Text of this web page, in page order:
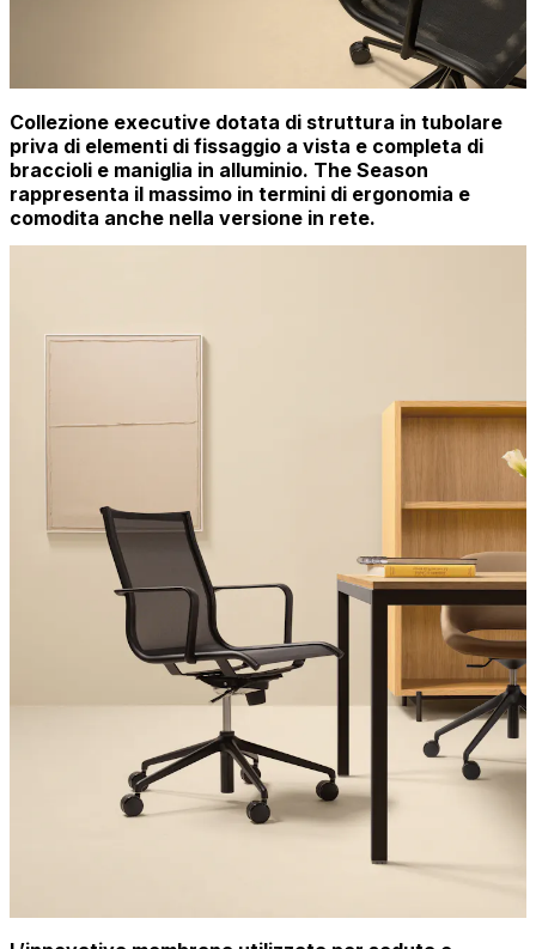
Collezione executive dotata di struttura in tubolare
priva di elementi di fissaggio a vista e completa di
braccioli e maniglia in alluminio. The Season
rappresenta il massimo in termini di ergonomia e
comodita anche nella versione in rete.